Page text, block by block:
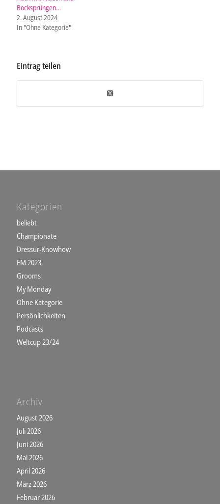
Bocksprüngen…
2. August 2024
In "Ohne Kategorie"
Eintrag teilen
Kategorien
beliebt
Championate
Dressur-Knowhow
EM 2023
Grooms
My Monday
Ohne Kategorie
Persönlichkeiten
Podcasts
Weltcup 23/24
Archiv
August 2026
Juli 2026
Juni 2026
Mai 2026
April 2026
März 2026
Februar 2026